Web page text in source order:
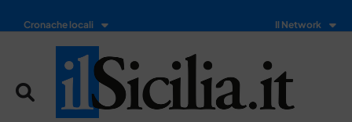
Cronache locali Il Network